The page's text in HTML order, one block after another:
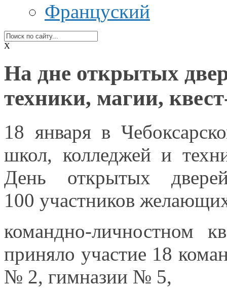
Француский
X
На дне открытых
техники, магии,
18 январяв
школ, колледжейи
День открытых
100 участников желающих
командно-личностном
приняло участие 18
№ 2, гимназии № 5,